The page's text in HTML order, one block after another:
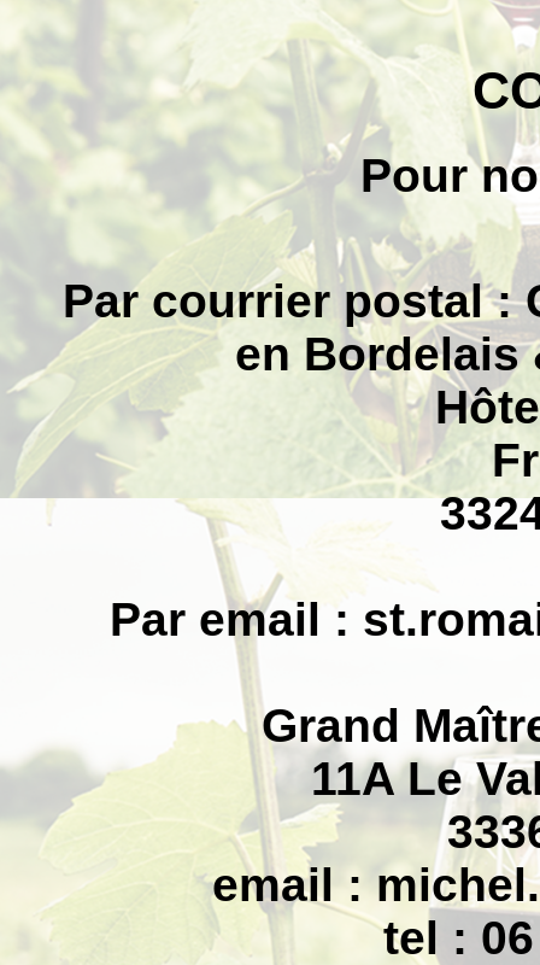
Pour
Par courrier postal :
en Bordelais
Hôtel de
33240 La
Par email :
Grand
11A Le
email :
tel :